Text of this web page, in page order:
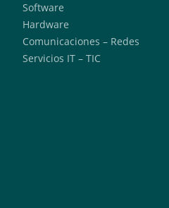
Software
Hardware
Comunicaciones – Redes
Servicios IT – TIC